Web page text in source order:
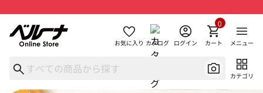
お気に入り カタログ ログイン カート
0
メニュー
カテゴリ